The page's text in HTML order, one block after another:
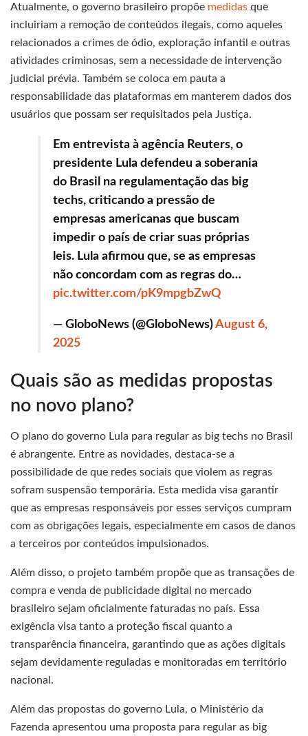
Atualmente, o governo brasileiro propõe medidas que
incluiriam a remoção de conteúdos ilegais, como aqueles
relacionados a crimes de ódio, exploração infantil e outras
atividades criminosas, sem a necessidade de intervenção
judicial prévia. Também se coloca em pauta a
responsabilidade das plataformas em manterem dados dos
usuários que possam ser requisitados pela Justiça.
Em entrevista à agência Reuters, o
presidente Lula defendeu a soberania
do Brasil na regulamentação das big
techs, criticando a pressão de
empresas americanas que buscam
impedir o país de criar suas próprias
leis. Lula afirmou que, se as empresas
não concordam com as regras do…
pic.twitter.com/pK9mpgbZwQ
— GloboNews (@GloboNews)August 6,
2025
Quais são as medidas propostas
no novo plano?
O plano do governo Lula para regular as big techs no Brasil
é abrangente. Entre as novidades, destaca-se a
possibilidade de que redes sociais que violem as regras
sofram suspensão temporária. Esta medida visa garantir
que as empresas responsáveis por esses serviços cumpram
com as obrigações legais, especialmente em casos de danos
a terceiros por conteúdos impulsionados.
Além disso, o projeto também propõe que as transações de
compra e venda de publicidade digital no mercado
brasileiro sejam oficialmente faturadas no país. Essa
exigência visa tanto a proteção fiscal quanto a
transparência financeira, garantindo que as ações digitais
sejam devidamente reguladas e monitoradas em território
nacional.
Além das propostas do governo Lula, o Ministério da
Fazenda apresentou uma proposta para regular as big